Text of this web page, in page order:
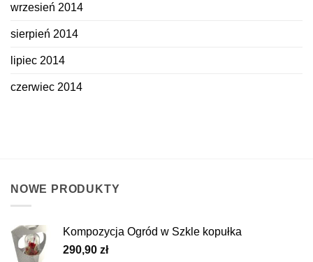
wrzesień 2014
sierpień 2014
lipiec 2014
czerwiec 2014
NOWE PRODUKTY
Kompozycja Ogród w Szkle kopułka
290,90 zł